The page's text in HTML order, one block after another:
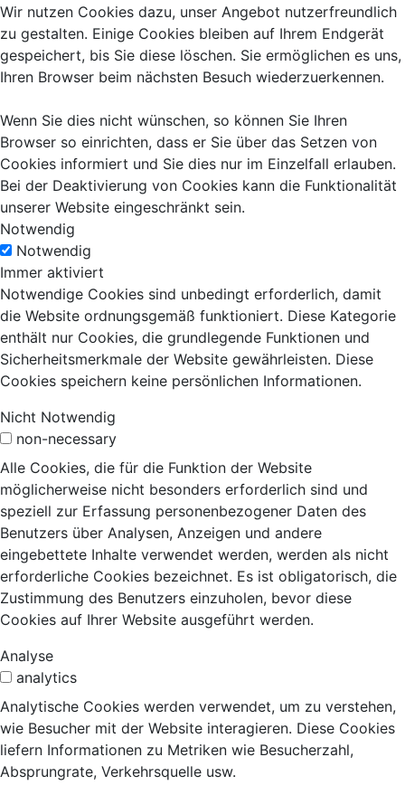
Wir nutzen Cookies dazu, unser Angebot nutzerfreundlich
zu gestalten. Einige Cookies bleiben auf Ihrem Endgerät
gespeichert, bis Sie diese löschen. Sie ermöglichen es uns,
Ihren Browser beim nächsten Besuch wiederzuerkennen.
Wenn Sie dies nicht wünschen, so können Sie Ihren
Browser so einrichten, dass er Sie über das Setzen von
Cookies informiert und Sie dies nur im Einzelfall erlauben.
Bei der Deaktivierung von Cookies kann die Funktionalität
unserer Website eingeschränkt sein.
Notwendig
Notwendig
Immer aktiviert
Notwendige Cookies sind unbedingt erforderlich, damit
die Website ordnungsgemäß funktioniert. Diese Kategorie
enthält nur Cookies, die grundlegende Funktionen und
Sicherheitsmerkmale der Website gewährleisten. Diese
Cookies speichern keine persönlichen Informationen.
Nicht Notwendig
non-necessary
Alle Cookies, die für die Funktion der Website
möglicherweise nicht besonders erforderlich sind und
speziell zur Erfassung personenbezogener Daten des
Benutzers über Analysen, Anzeigen und andere
eingebettete Inhalte verwendet werden, werden als nicht
erforderliche Cookies bezeichnet. Es ist obligatorisch, die
Zustimmung des Benutzers einzuholen, bevor diese
Cookies auf Ihrer Website ausgeführt werden.
Analyse
analytics
Analytische Cookies werden verwendet, um zu verstehen,
wie Besucher mit der Website interagieren. Diese Cookies
liefern Informationen zu Metriken wie Besucherzahl,
Absprungrate, Verkehrsquelle usw.